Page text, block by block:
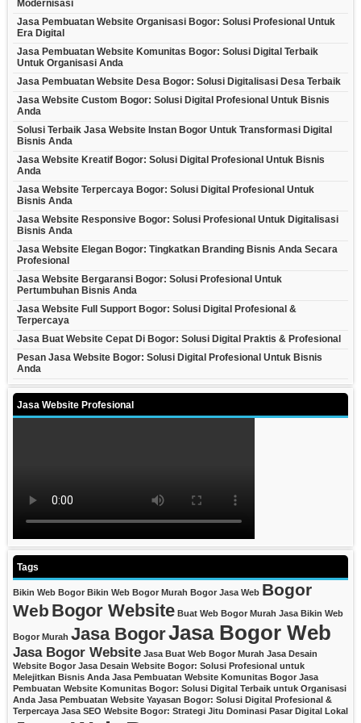
Modernisasi
Jasa Pembuatan Website Organisasi Bogor: Solusi Profesional Untuk
Era Digital
Jasa Pembuatan Website Komunitas Bogor: Solusi Digital Terbaik
Untuk Organisasi Anda
Jasa Pembuatan Website Desa Bogor: Solusi Digitalisasi Desa Terbaik
Jasa Website Custom Bogor: Solusi Digital Profesional Untuk Bisnis
Anda
Solusi Terbaik Jasa Website Instan Bogor Untuk Transformasi Digital
Bisnis Anda
Jasa Website Kreatif Bogor: Solusi Digital Profesional Untuk Bisnis
Anda
Jasa Website Terpercaya Bogor: Solusi Digital Profesional Untuk
Bisnis Anda
Jasa Website Responsive Bogor: Solusi Profesional Untuk Digitalisasi
Bisnis Anda
Jasa Website Elegan Bogor: Tingkatkan Branding Bisnis Anda Secara
Profesional
Jasa Website Bergaransi Bogor: Solusi Profesional Untuk
Pertumbuhan Bisnis Anda
Jasa Website Full Support Bogor: Solusi Digital Profesional &
Terpercaya
Jasa Buat Website Cepat Di Bogor: Solusi Digital Praktis & Profesional
Pesan Jasa Website Bogor: Solusi Digital Profesional Untuk Bisnis
Anda
Jasa Website Profesional
Tags
Bikin Web Bogor Bikin Web Bogor Murah Bogor Jasa Web Bogor
Web Bogor Website Buat Web Bogor Murah Jasa Bikin Web
Bogor Murah Jasa BogorJasa Bogor Web
Jasa Bogor Website Jasa Buat Web Bogor Murah Jasa Desain
Website Bogor Jasa Desain Website Bogor: Solusi Profesional untuk
Melejitkan Bisnis Anda Jasa Pembuatan Website Komunitas Bogor Jasa
Pembuatan Website Komunitas Bogor: Solusi Digital Terbaik untuk Organisasi
Anda Jasa Pembuatan Website Yayasan Bogor: Solusi Digital Profesional &
Terpercaya Jasa SEO Website Bogor: Strategi Jitu Dominasi Pasar Digital Lokal